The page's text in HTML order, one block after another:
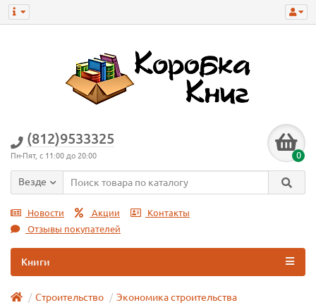
(812)9533325
Пн-Пят, с 11:00 до 20:00 0
Везде
Новости Акции
Контакты
Отзывы покупателей
Книги
Строительство
Экономика строительства